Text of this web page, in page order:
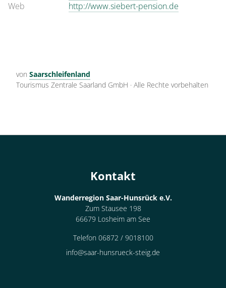
Web
http://www.siebert-pension.de
von Saarschleifenland
Tourismus Zentrale Saarland GmbH · Alle Rechte vorbehalten
Kontakt
Wanderregion Saar-Hunsrück e.V.
Zum Stausee 198
66679 Losheim am See
Telefon 06872 / 9018100
info@saar-hunsrueck-steig.de